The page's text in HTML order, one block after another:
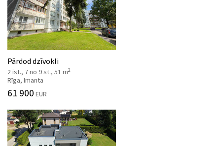
Pārdod dzīvokli
2 ist., 7 no 9 st., 51 m2
Rīga, Imanta
61 900 EUR